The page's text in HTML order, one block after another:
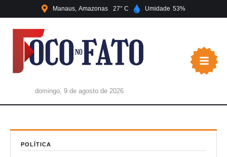
Manaus Amazonas 27 Umidade 53
domingo, 9 de agosto de 2026
POLÍTICA